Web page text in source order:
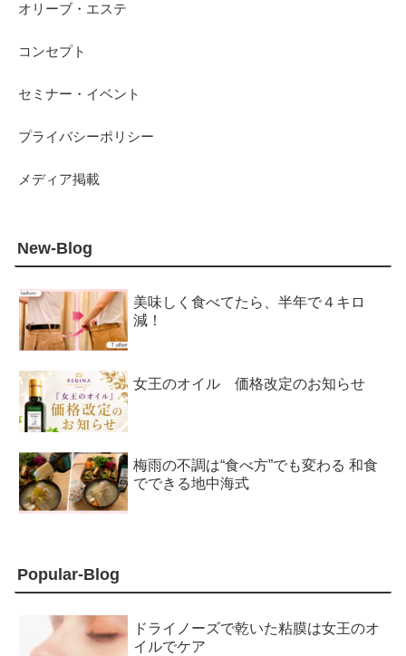
オリーブ・エステ
コンセプト
セミナー・イベント
プライバシーポリシー
メディア掲載
New-Blog
美味しく食べてたら、半年で４キロ
減！
女王のオイル 価格改定のお知らせ
梅雨の不調は“食べ方”でも変わる 和食
でできる地中海式
Popular-Blog
ドライノーズで乾いた粘膜は女王のオ
イルでケア